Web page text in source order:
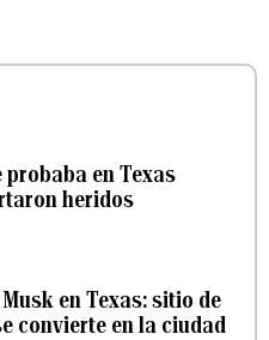
probaba en Texas
heridos
en Texas: sitio de
convierte en la ciudad